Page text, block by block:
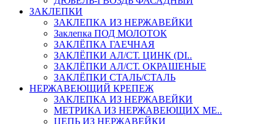
ЗАКЛЕПКИ
ЗАКЛЕПКА ИЗ НЕРЖАВЕЙКИ
Заклепка ПОД МОЛОТОК
ЗАКЛЁПКА ГАЕЧНАЯ
ЗАКЛЁПКИ АЛ/СТ. ЦИНК (DI..
ЗАКЛЁПКИ АЛ/СТ. ОКРАШЕНЫЕ
ЗАКЛЁПКИ СТАЛЬ/СТАЛЬ
НЕРЖАВЕЮЩИЙ КРЕПЕЖ
ЗАКЛЕПКА ИЗ НЕРЖАВЕЙКИ
МЕТРИКА ИЗ НЕРЖАВЕЮЩИХ МЕ..
ЦЕПЬ ИЗ НЕРЖАВЕЙКИ